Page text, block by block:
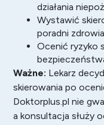
działania
Wystawić
poradni
Ocenić ryzyko
Ważne: Lekarz
skierowania po
Doktorplus.pl nie
a konsultacja służy